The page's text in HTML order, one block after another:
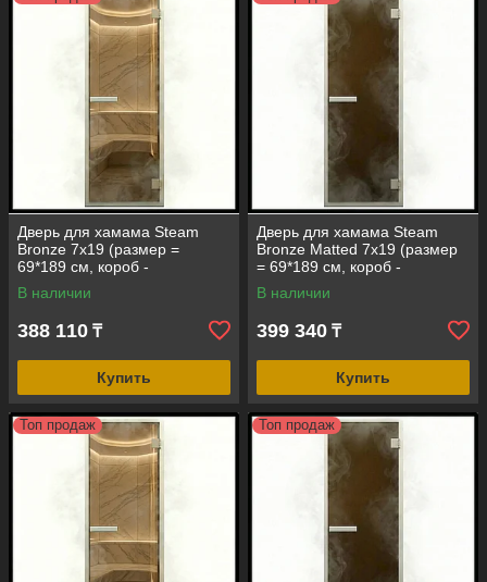
Дверь для хамама Steam
Bronze 7х19 (размер =
69*189 см, короб -
алюминий, стекло - бронза
прозрачное, с порогом)
В наличии
388 110 ₸
Купить
Дверь для хамама Steam
Bronze Matted 7х19 (размер
= 69*189 см, короб -
алюминий, стекло - бронза
матовое, с порогом)
В наличии
399 340 ₸
Купить
Топ продаж Топ продаж